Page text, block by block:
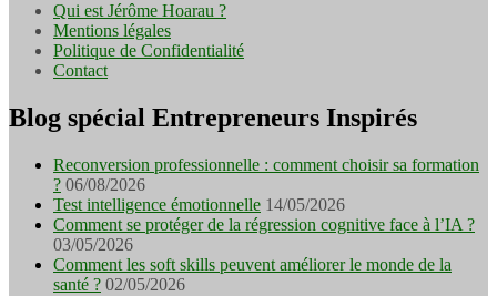
Qui est Jérôme Hoarau ?
Mentions légales
Politique de Confidentialité
Contact
Blog spécial Entrepreneurs Inspirés
Reconversion professionnelle : comment choisir sa formation
? 06/08/2026
Test intelligence émotionnelle 14/05/2026
Comment se protéger de la régression cognitive face à l’IA ?
03/05/2026
Comment les soft skills peuvent améliorer le monde de la
santé ? 02/05/2026